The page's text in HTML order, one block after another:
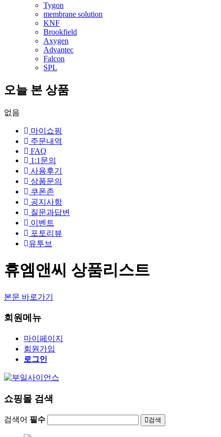
Tygon
membrane solution
KNF
Brookfield
Axygen
Advantec
Falcon
SPL
오늘 본 상품
없음
마이쇼핑
주문내역
FAQ
1:1문의
사용후기
상품문의
쿠폰존
공지사항
질문과답변
이벤트
포토리뷰
유투브
휴엠앤씨 상품리스트
본문 바로가기
회원메뉴
마이페이지
회원가입
로그인
쇼핑몰 검색
검색어 필수 검색